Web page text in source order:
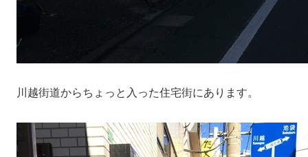
川越街道からちょっと入った住宅街にあります。